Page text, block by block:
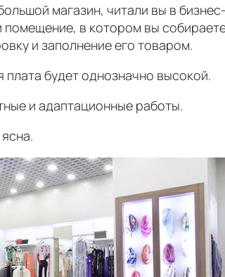
магазин, читали вы в
в котором вы
и заполнение его товаром.
будет однозначно высокой.
и адаптационные работы.